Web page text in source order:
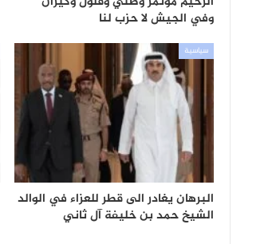
وفي الجيش لا حزب لنا
سياسية
البرهان يغادر الى قطر للعزاء في الوالد
الشيخ حمد بن خليفة آل ثاني